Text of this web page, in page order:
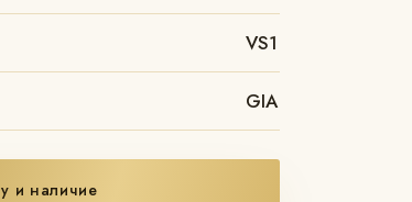
VS1
GIA
и наличие